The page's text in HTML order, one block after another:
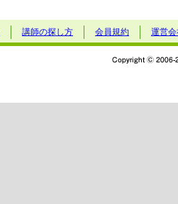
講師の探し方 会員規約 運営